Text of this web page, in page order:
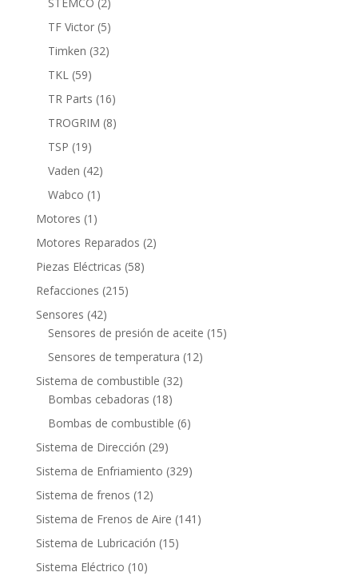
productos
TF Victor 55
productos
Timken 3232
TKL 5959
productos
TR Parts 1616
productos
TROGRIM 88
TSP 1919
productos
Vaden 4242
productos
Wabco 1 1
producto
Motores 1 1
producto
Motores Reparados 22
Piezas Eléctricas 5858
Refacciones 215215
Sensores 4242
productos
Sensores de presión de aceite 1515
Sensores de temperatura 1212
Sistema de combustible 3232
Bombas cebadoras 1818
productos
Bombas de combustible 66
Sistema de Dirección 2929
productos
Sistema de Enfriamiento 329329
Sistema de frenos 1212
productos
Sistema de Frenos de Aire 141 141
Sistema de Lubricación 1515
Sistema Eléctrico 1010